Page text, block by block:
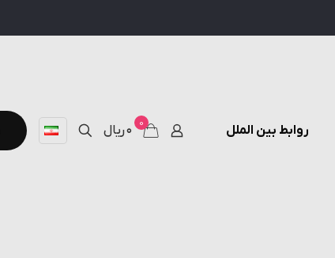
روابط بین الملل 0 ۰ ریال